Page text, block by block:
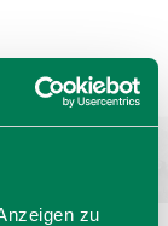
zu
GASTGEBERSUCHE